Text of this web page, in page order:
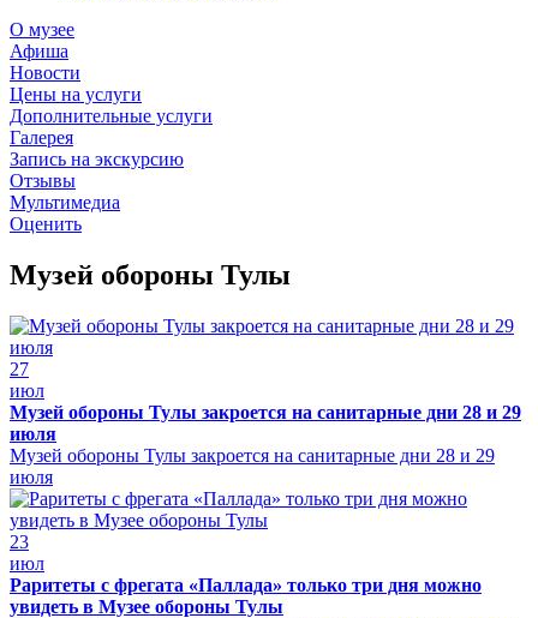
О музее
Афиша
Новости
Цены на услуги
Дополнительные услуги
Галерея
Запись на экскурсию
Отзывы
Мультимедиа
Оценить
Музей обороны Тулы
27
июл
Музей обороны Тулы закроется на санитарные дни 28 и 29
июля
Музей обороны Тулы закроется на санитарные дни 28 и 29
июля
23
июл
Раритеты с фрегата «Паллада» только три дня можно
увидеть в Музее обороны Тулы